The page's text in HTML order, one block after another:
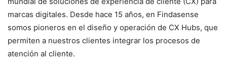
marcas digitales. Desde hace 15 años, en Findasense
somos pioneros en el diseño y operación de CX Hubs, que
permiten a nuestros clientes integrar los procesos de
atención al cliente.